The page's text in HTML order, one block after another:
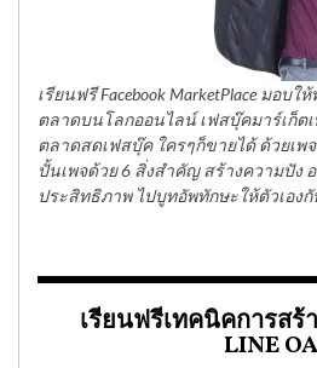
เรียนฟรี Facebook MarketPlace มอบใ
ตลาดบนโลกออนไลน์ เฟสบุ๊คมาร์เก็ตเ
ตลาดสดเฟสบุ๊ค ใครๆก็ขายได้ ด้วยเพ
ปั้นเพจด้วย 6 สิ่งสำคัญ สร้างความปัง
ประสิทธิภาพ ไปบูทอัพทักษะให้ตัวเอง
เรียนฟรีเทคนิคการสร้
LINE OA